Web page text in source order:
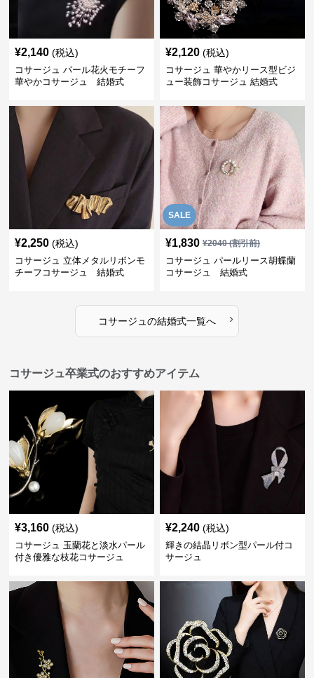
¥2,140 (税込)
コサージュ パール花火モチーフ
華やかコサージュ 結婚式
¥2,120 (税込)
コサージュ 華やかリース型ビジ
ュー装飾コサージュ 結婚式
¥2,250 (税込)
コサージュ 立体メタルリボンモ
チーフコサージュ 結婚式
SALE
¥1,830 ¥2040(割引前)
コサージュ パールリース胡蝶蘭
コサージュ 結婚式
コサージュ の結婚式一覧へ ›
コサージュ卒業式のおすすめアイテム
¥3,160 (税込)
コサージュ 玉蘭花と淡水パール
付き優雅な枝花コサージュ
¥2,240 (税込)
輝きの結晶リボン型パール付コ
サージュ